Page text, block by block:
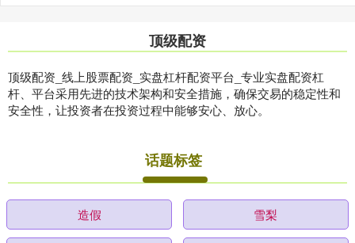
顶级配资
顶级配资_线上股票配资_实盘杠杆配资平台_专业实盘配资杠
杆、平台采用先进的技术架构和安全措施，确保交易的稳定性和
安全性，让投资者在投资过程中能够安心、放心。
话题标签
造假 雪梨